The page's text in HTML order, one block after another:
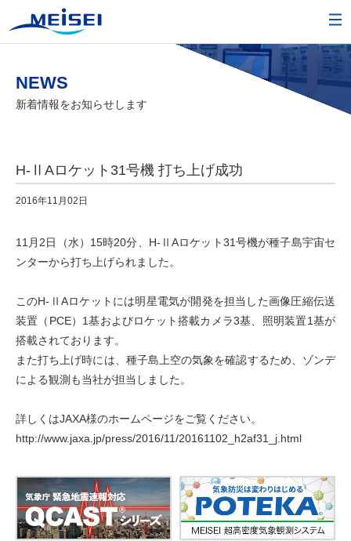
NEWS
新着情報をお知らせします
H-ⅡAロケット31号機 打ち上げ成功
2016年11月02日
11月2日（水）15時20分、H-ⅡAロケット31号機が種子島宇宙セ
ンターから打ち上げられました。
このH-ⅡAロケットには明星電気が開発を担当した画像圧縮伝送
装置（PCE）1基およびロケット搭載カメラ3基、照明装置1基が
搭載されております。
また打ち上げ時には、種子島上空の気象を確認するため、ゾンデ
による観測も当社が担当しました。
詳しくはJAXA様のホームページをご覧ください。
http://www.jaxa.jp/press/2016/11/20161102_h2af31_j.html